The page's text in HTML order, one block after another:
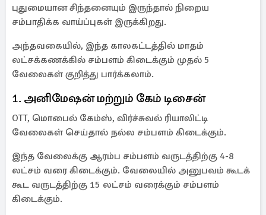
புதுமையான சிந்தனையும் இருந்தால் நிறைய
சம்பாதிக்க வாய்ப்புகள் இருக்கிறது.
அந்தவகையில், இந்த காலகட்டத்தில் மாதம்
லட்சக்கணக்கில் சம்பளம் கிடைக்கும் முதல் 5
வேலைகள் குறித்து பார்க்கலாம்.
1. அனிமேஷன் மற்றும் கேம் டிசைன்
OTT, மொபைல் கேம்ஸ், விர்ச்சுவல் ரியாலிட்டி
வேலைகள் செய்தால் நல்ல சம்பளம் கிடைக்கும்.
இந்த வேலைக்கு ஆரம்ப சம்பளம் வருடத்திற்கு 4-8
லட்சம் வரை கிடைக்கும். வேலையில் அனுபவம் கூடக்
கூட வருடத்திற்கு 15 லட்சம் வரைக்கும் சம்பளம்
கிடைக்கும்.